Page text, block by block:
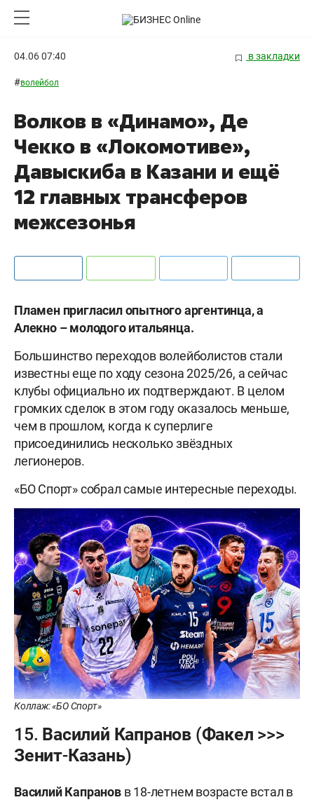
04.06 07:40 в закладки
#волейбол
Волков в «Динамо», Де
Чекко в «Локомотиве»,
Давыскиба в Казани и ещё
12 главных трансферов
межсезонья
Пламен пригласил опытного аргентинца, а
Алекно – молодого итальянца.
Большинство переходов волейболистов стали
известны еще по ходу сезона 2025/26, а сейчас
клубы официально их подтверждают. В целом
громких сделок в этом году оказалось меньше,
чем в прошлом, когда к суперлиге
присоединились несколько звёздных
легионеров.
«БО Спорт» собрал самые интересные переходы.
Коллаж: «БО Спорт»
15. Василий Капранов (Факел >>>
Зенит-Казань)
Василий Капрановв 18-летнем возрасте встал в